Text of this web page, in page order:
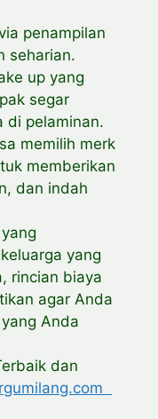
penampilan
seharian.
up yang
segar
di pelaminan.
memilih merk
memberikan
dan indah
yang
rincian biaya
agar Anda
Anda
dan